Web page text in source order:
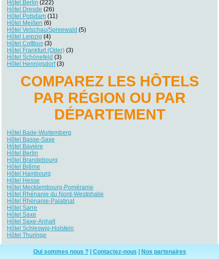
Hôtel Berlin (222)
Hôtel Dresde (26)
Hôtel Potsdam (11)
Hôtel Meißen (6)
Hôtel Vetschau/Spreewald (5)
Hôtel Leipzig (4)
Hôtel Cottbus (3)
Hôtel Frankfurt (Oder) (3)
Hôtel Schönefeld (3)
Hôtel Hennigsdorf(3)
COMPAREZ LES HÔTELS
PAR RÉGION OU PAR
DÉPARTEMENT
Hôtel Bade-Wurtemberg
Hôtel Basse-Saxe
Hôtel Bavière
Hôtel Berlin
Hôtel Brandebourg
Hôtel Brême
Hôtel Hambourg
Hôtel Hesse
Hôtel Mecklembourg-Poméranie
Hôtel Rhénanie du Nord-Westphalie
Hôtel Rhénanie-Palatinat
Hôtel Sarre
Hôtel Saxe
Hôtel Saxe-Anhalt
Hôtel Schleswig-Holstein
Hôtel Thuringe
Qui sommes nous ?| Contactez-nous Nos partenaires